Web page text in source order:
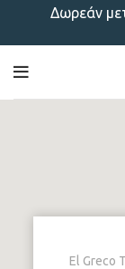
El Greco
Δωρεάν